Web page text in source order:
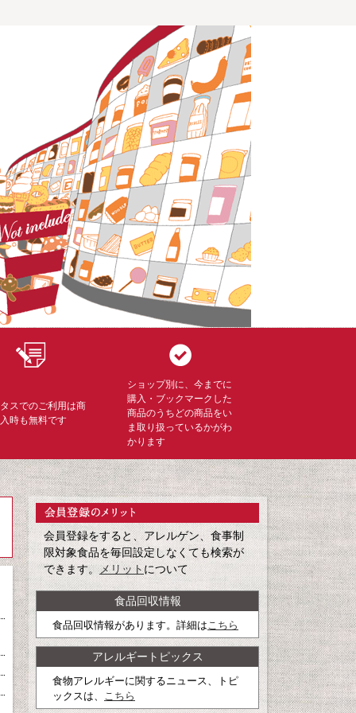
スでのご利用は商
時も無料です
ショップ別に、今までに
購入・ブックマークした
商品のうちどの商品をい
ま取り扱っているかがわ
かります
会員登録をすると、アレルゲン、食事制
限対象食品を毎回設定しなくても検索が
できます。メリットについて
食品回収情報
食品回収情報があります。詳細は こちら
アレルギートピックス
食物アレルギーに関するニュース、トピ
ックスは、
こちら